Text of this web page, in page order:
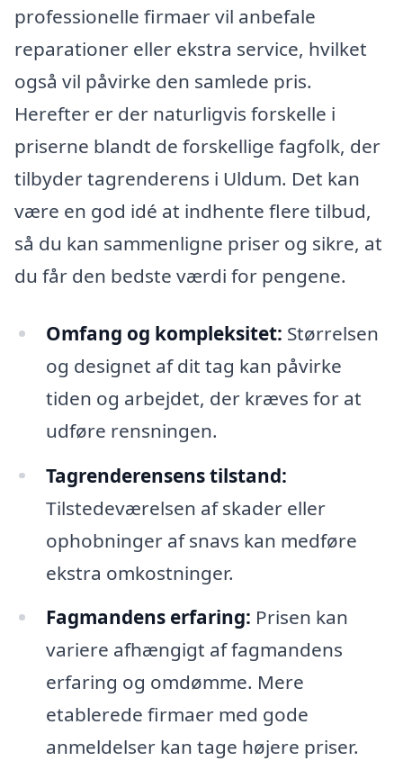
professionelle firmaer vil anbefale
reparationer eller ekstra service, hvilket
også vil påvirke den samlede pris.
Herefter er der naturligvis forskelle i
priserne blandt de forskellige fagfolk, der
tilbyder tagrenderens i Uldum. Det kan
være en god idé at indhente flere tilbud,
så du kan sammenligne priser og sikre, at
du får den bedste værdi for pengene.
Omfang og kompleksitet: Størrelsen
og designet af dit tag kan påvirke
tiden og arbejdet, der kræves for at
udføre rensningen.
Tagrenderensens tilstand:
Tilstedeværelsen af skader eller
ophobninger af snavs kan medføre
ekstra omkostninger.
Fagmandens erfaring: Prisen kan
variere afhængigt af fagmandens
erfaring og omdømme. Mere
etablerede firmaer med gode
anmeldelser kan tage højere priser.